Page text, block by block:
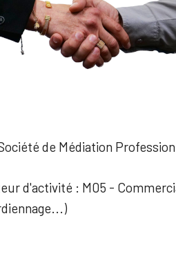
de Médiation
d'activité : M05 -